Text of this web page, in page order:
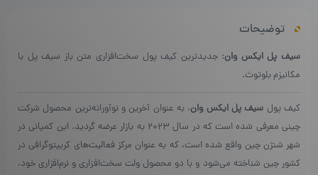
SafePal
عدد
توضیحات
سیف پل ایکس وان: جدیدترین کیف پول سخت‌افزاری متن باز سیف پل با
مکانیزم بلوتوث.
کیف پول سیف پل ایکس وان، به عنوان آخرین و نوآورانه‌ترین محصول شرکت
چینی معرفی شده است که در سال ۲۰۲۳ به بازار عرضه گردید. این کمپانی در
شهر شنژن چین واقع شده است، که به عنوان مرکز فعالیت‌های کریپتوگرافی در
کشور چین شناخته می‌شود و با دو محصول ولت سخت‌افزاری و نرم‌افزاری خود،